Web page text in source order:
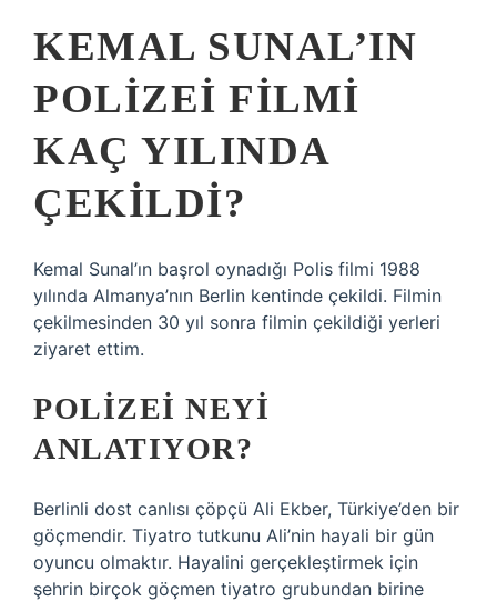
KEMAL SUNAL’IN
POLIZEI FILMI
KAÇ YILINDA
ÇEKILDI?
Kemal Sunal’ın başrol oynadığı Polis filmi 1988
yılında Almanya’nın Berlin kentinde çekildi. Filmin
çekilmesinden 30 yıl sonra filmin çekildiği yerleri
ziyaret ettim.
POLIZEI NEYI
ANLATIYOR?
Berlinli dost canlısı çöpçü Ali Ekber, Türkiye’den bir
göçmendir. Tiyatro tutkunu Ali’nin hayali bir gün
oyuncu olmaktır. Hayalini gerçekleştirmek için
şehrin birçok göçmen tiyatro grubundan birine